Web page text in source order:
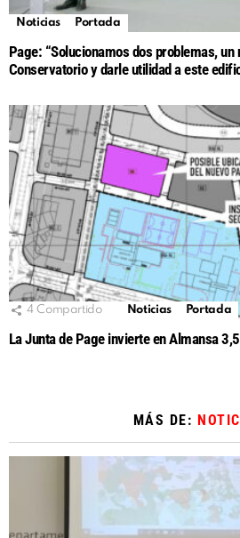
Noticias Portada
Page: “Solucionamos dos problemas, un
Conservatorio y darle utilidad a este
4 Compartido Noticias Portada
La Junta de Page invierte en Almansa
MÁS DE: